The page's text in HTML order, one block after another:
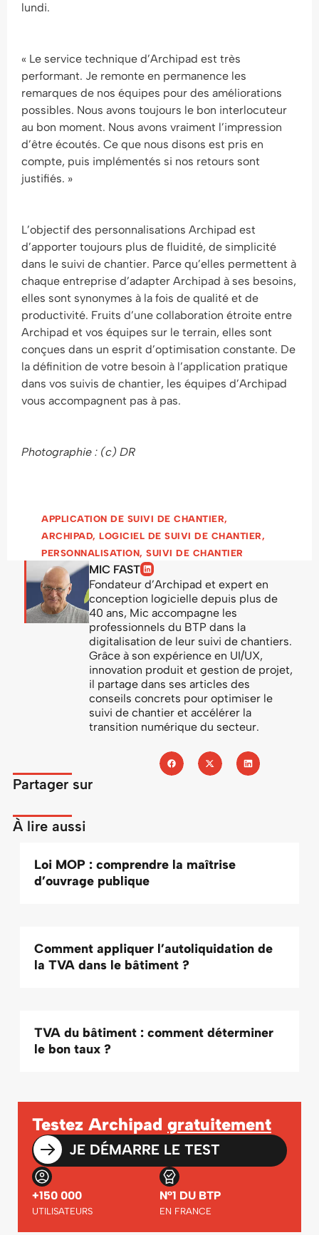
lundi.
« Le service technique d’Archipad est très
performant. Je remonte en permanence les
remarques de nos équipes pour des améliorations
possibles. Nous avons toujours le bon interlocuteur
au bon moment. Nous avons vraiment l’impression
d’être écoutés. Ce que nous disons est pris en
compte, puis implémentés si nos retours sont
justifiés. »
L’objectif des personnalisations Archipad est
d’apporter toujours plus de fluidité, de simplicité
dans le suivi de chantier. Parce qu’elles permettent à
chaque entreprise d’adapter Archipad à ses besoins,
elles sont synonymes à la fois de qualité et de
productivité. Fruits d’une collaboration étroite entre
Archipad et vos équipes sur le terrain, elles sont
conçues dans un esprit d’optimisation constante. De
la définition de votre besoin à l’application pratique
dans vos suivis de chantier, les équipes d’Archipad
vous accompagnent pas à pas.
Photographie : (c) DR
APPLICATION DE SUIVI DE CHANTIER,
ARCHIPAD, LOGICIEL DE SUIVI DE CHANTIER,
PERSONNALISATION, SUIVI DE CHANTIER
MIC FAST
Fondateur d’Archipad et expert en
conception logicielle depuis plus de
40 ans, Mic accompagne les
professionnels du BTP dans la
digitalisation de leur suivi de chantiers.
Grâce à son expérience en UI/UX,
innovation produit et gestion de projet,
il partage dans ses articles des
conseils concrets pour optimiser le
suivi de chantier et accélérer la
transition numérique du secteur.
Partager sur
À lire aussi
Loi MOP : comprendre la maîtrise
d’ouvrage publique
Comment appliquer l’autoliquidation de
la TVA dans le bâtiment ?
TVA du bâtiment : comment déterminer
le bon taux ?
Testez Archipad gratuitement
JE DÉMARRE LE TEST
+150 000
UTILISATEURS
N°1 DU BTP
EN FRANCE